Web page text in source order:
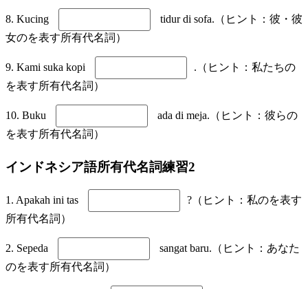
8. Kucing
tidur di sofa.（ヒント：彼・彼
女のを表す所有代名詞）
9. Kami suka kopi
.（ヒント：私たちの
を表す所有代名詞）
10. Buku
ada di meja.（ヒント：彼らの
を表す所有代名詞）
インドネシア語所有代名詞練習2
1. Apakah ini tas
?（ヒント：私のを表す
所有代名詞）
2. Sepeda
sangat baru.（ヒント：あなた
のを表す所有代名詞）